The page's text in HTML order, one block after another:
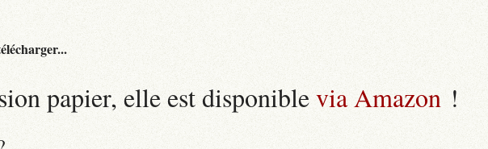
papier, elle est disponiblevia Amazon !